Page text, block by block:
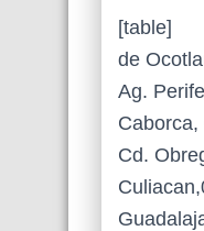
[table]
de
Ag.
Cd.